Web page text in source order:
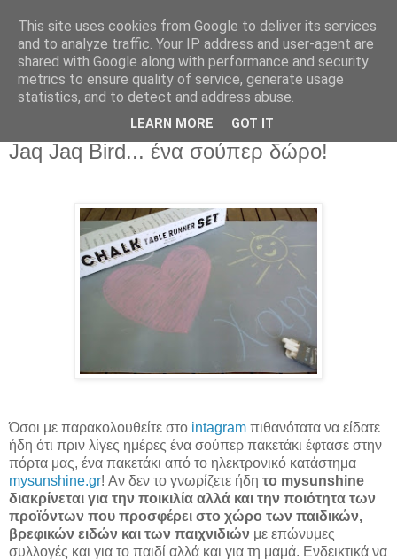
Μαυροπίνακας σε runner και κιμωλίες
Jaq Jaq Bird... ένα σούπερ δώρο!
Όσοι με παρακολουθείτε στο intagram πιθανότατα να είδατε
ήδη ότι πριν λίγες ημέρες ένα σούπερ πακετάκι έφτασε στην
πόρτα μας, ένα πακετάκι από το ηλεκτρονικό κατάστημα
mysunshine.gr! Αν δεν το γνωρίζετε ήδη το mysunshine
διακρίνεται για την ποικιλία αλλά και την ποιότητα των
προϊόντων που προσφέρει στο χώρο των παιδικών,
βρεφικών ειδών και των παιχνιδιών με επώνυμες
συλλογές και για το παιδί αλλά και για τη μαμά. Ενδεικτικά να
This site uses cookies from Google to deliver its services
and to analyze traffic. Your IP address and user-agent are
shared with Google along with performance and security
metrics to ensure quality of service, generate usage
statistics, and to detect and address abuse.
LEARN MORE GOT IT